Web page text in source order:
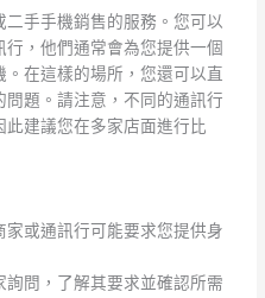
手手機銷售的服務。您可以
，他們通常會為您提供一個
在這樣的場所，您還可以直
題。請注意，不同的通訊行
建議您在多家店面進行比
或通訊行可能要求您提供身
問，了解其要求並確認所需